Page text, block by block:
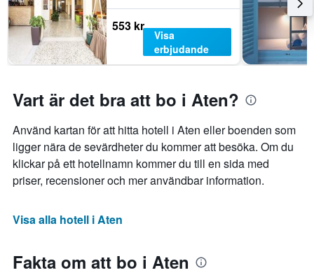
553 kr
Visa
erbjudande
Vart är det bra att bo i Aten?
Använd kartan för att hitta hotell i Aten eller boenden som
ligger nära de sevärdheter du kommer att besöka. Om du
klickar på ett hotellnamn kommer du till en sida med
priser, recensioner och mer användbar information.
Visa alla hotell i Aten
Fakta om att bo i Aten